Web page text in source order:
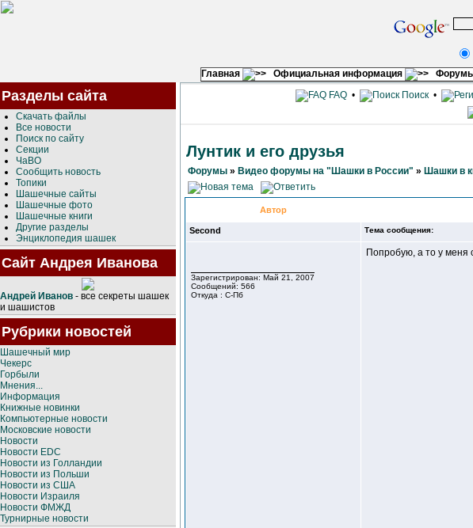
Главная
Официальная информация
Разделы сайта
Скачать файлы
Все новости
Поиск по сайту
Секции
ЧаВО
Сообщить новость
Топики
Шашечные сайты
Шашечные фото
Шашечные книги
Другие разделы
Энциклопедия шашек
Сайт Андрея Иванова
Андрей Иванов - все секреты шашек
и шашистов
Рубрики новостей
Шашечный мир
Чекерс
Горбыли
Мнения...
Информация
Книжные новинки
Компьютерные новости
Московские новости
Новости
Новости EDC
Новости из Голландии
Новости из Польши
Новости из США
Новости Израиля
Новости ФМЖД
Турнирные новости
FAQ• Поиск•
Лунтик и его друзья
Форумы » Видео форумы на "Шашки в России" » Шашки в
Автор
Second Тема сообщения:
Зарегистрирован: Май 21, 2007
Сообщений: 566
Откуда : С-Пб
Попробую, а то у меня